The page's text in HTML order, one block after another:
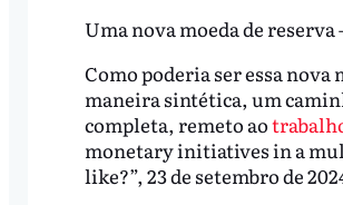
Uma nova moeda de reserva
Como poderia ser essa
maneira sintética, um
completa, remeto ao
monetary initiatives in a
like?”, 23 de setembro de